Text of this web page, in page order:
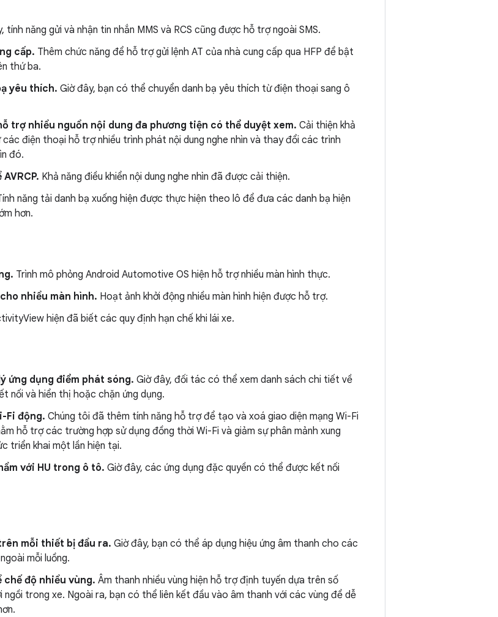
tính năng gửi và nhận tin nhắn MMS và RCS cũng được hỗ trợ ngoài SMS.
cấp. Thêm chức năng để hỗ trợ gửi lệnh AT của nhà cung cấp qua HFP để bật
thứ ba.
yêu thích. Giờ đây, bạn có thể chuyển danh bạ yêu thích từ điện thoại sang ô
trợ nhiều nguồn nội dung đa phương tiện có thể duyệt xem. Cải thiện khả
điện thoại hỗ trợ nhiều trình phát nội dung nghe nhìn và thay đổi các trình
đó.
Khả năng điều khiển nội dung nghe nhìn đã được cải thiện.
năng tải danh bạ xuống hiện được thực hiện theo lô để đưa các danh bạ hiện
hơn.
Trình mô phỏng Android Automotive OS hiện hỗ trợ nhiều màn hình thực.
nhiều màn hình. Hoạt ảnh khởi động nhiều màn hình hiện được hỗ trợ.
hiện đã biết các quy định hạn chế khi lái xe.
ứng dụng điểm phát sóng. Giờ đây, đối tác có thể xem danh sách chi tiết về
nối và hiển thị hoặc chặn ứng dụng.
Fi động. Chúng tôi đã thêm tính năng hỗ trợ để tạo và xoá giao diện mạng Wi-Fi
hỗ trợ các trường hợp sử dụng đồng thời Wi-Fi và giảm sự phân mảnh xung
triển khai một lần hiện tại.
với HU trong ô tô. Giờ đây, các ứng dụng đặc quyền có thể được kết nối
mỗi thiết bị đầu ra. Giờ đây, bạn có thể áp dụng hiệu ứng âm thanh cho các
mỗi luồng.
chế độ nhiều vùng. Âm thanh nhiều vùng hiện hỗ trợ định tuyến dựa trên số
ngồi trong xe. Ngoài ra, bạn có thể liên kết đầu vào âm thanh với các vùng để dễ